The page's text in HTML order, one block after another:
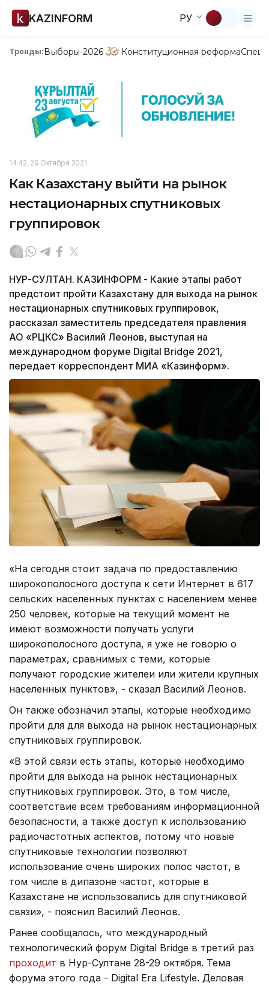
KAZINFORM РУ
Тренды:Выборы-2026 Конституционная реформа
14:42, 29 Октября 2021
Как Казахстану выйти на рынок
нестационарных спутниковых
группировок
НУР-СУЛТАН. КАЗИНФОРМ - Какие этапы работ
предстоит пройти Казахстану для выхода на рынок
нестационарных спутниковых группировок,
рассказал заместитель председателя правления
АО «РЦКС» Василий Леонов, выступая на
международном форуме Digital Bridge 2021,
передает корреспондент МИА «Казинформ».
«На сегодня стоит задача по предоставлению
широкополосного доступа к сети Интернет в 617
сельских населенных пунктах с населением менее
250 человек, которые на текущий момент не
имеют возможности получать услуги
широкополосного доступа, я уже не говорю о
параметрах, сравнимых с теми, которые
получают городские жителеи или жители крупных
населенных пунктов», - сказал Василий Леонов.
Он также обозначил этапы, которые необходимо
пройти для для выхода на рынок нестационарных
спутниковых группировок.
«В этой связи есть этапы, которые необходимо
пройти для выхода на рынок нестационарных
спутниковых группировок. Это, в том числе,
соответствие всем требованиям информационной
безопасности, а также доступ к использованию
радиочастотных аспектов, потому что новые
спутниковые технологии позволяют
использование очень широких полос частот, в
том числе в дипазоне частот, которые в
Казахстане не использовались для спутниковой
связи», - пояснил Василий Леонов.
Ранее сообщалось, что международный
технологический форум Digital Bridge в третий раз
проходит в Нур-Султане 28-29 октября. Тема
форума этого года - Digital Era Lifestyle. Деловая